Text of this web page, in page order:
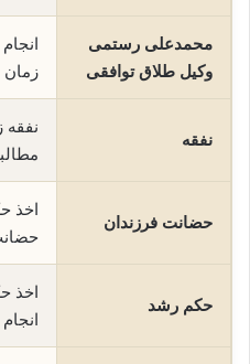
محمدعلی رستمی
وکیل طلاق توافقی
نفقه
نفقه
حضانت فرزندان
اخذ
حکم رشد
اخذ